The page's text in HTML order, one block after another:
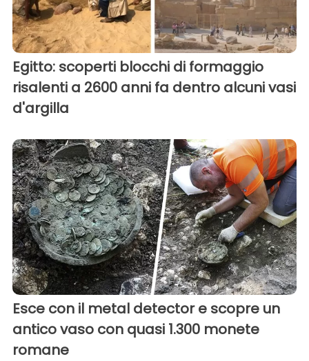
Egitto: scoperti blocchi di formaggio
risalenti a 2600 anni fa dentro alcuni vasi
d'argilla
Esce con il metal detector e scopre un
antico vaso con quasi 1.300 monete
romane